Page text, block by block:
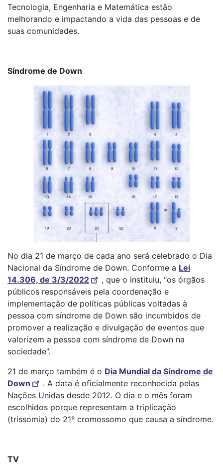
Tecnologia, Engenharia e Matemática estão
melhorando e impactando a vida das pessoas e de
suas comunidades.
Síndrome de Down
No dia 21 de março de cada ano será celebrado o Dia
Nacional da Síndrome de Down. Conforme a Lei
14.306, de 3/3/2022
, que o instituiu, “os órgãos
públicos responsáveis pela coordenação e
implementação de políticas públicas voltadas à
pessoa com síndrome de Down são incumbidos de
promover a realização e divulgação de eventos que
valorizem a pessoa com síndrome de Down na
sociedade”.
21 de março também é o Dia Mundial da Síndrome de
Down
. A data é oficialmente reconhecida pelas
Nações Unidas desde 2012. O dia e o mês foram
escolhidos porque representam a triplicação
(trissomia) do 21º cromossomo que causa a síndrome.
TV